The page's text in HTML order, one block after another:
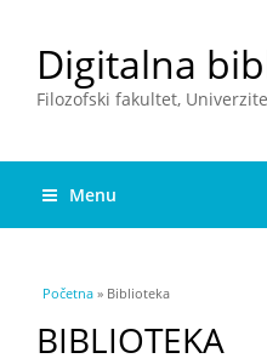
Digitalna
Filozofski fakultet,
Menu
You are here
Početna » Biblioteka
BIBLIOTEKA